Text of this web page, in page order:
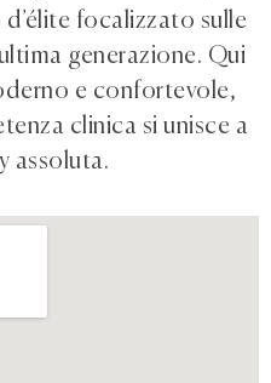
focalizzato sulle
generazione. Qui
e confortevole,
clinica si unisce a
assoluta.